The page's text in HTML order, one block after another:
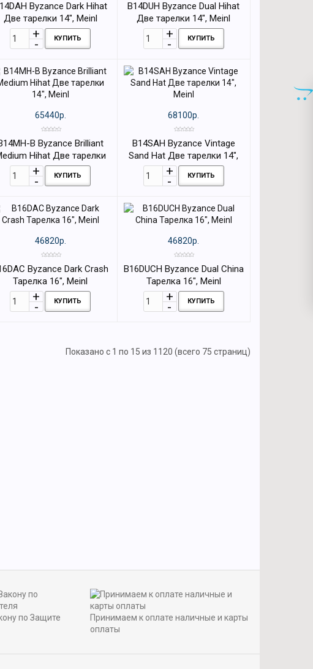
Byzance Dark Hihat
Две тарелки 14", Meinl
КУПИТЬ
B14DUH Byzance Dual Hihat
Две тарелки 14", Meinl
КУПИТЬ
65440р.
B Byzance Brilliant
Hihat Две тарелки
14", Meinl
КУПИТЬ
68100р.
B14SAH Byzance Vintage
Sand Hat Две тарелки 14",
Meinl
КУПИТЬ
46820р.
Byzance Dark Crash
Тарелка 16", Meinl
КУПИТЬ
46820р.
B16DUCH Byzance Dual China
Тарелка 16", Meinl
КУПИТЬ
Показано с 1 по 15 из 1120 (всего 75 страниц)
по Защите
Принимаем к оплате наличные и карты
оплаты